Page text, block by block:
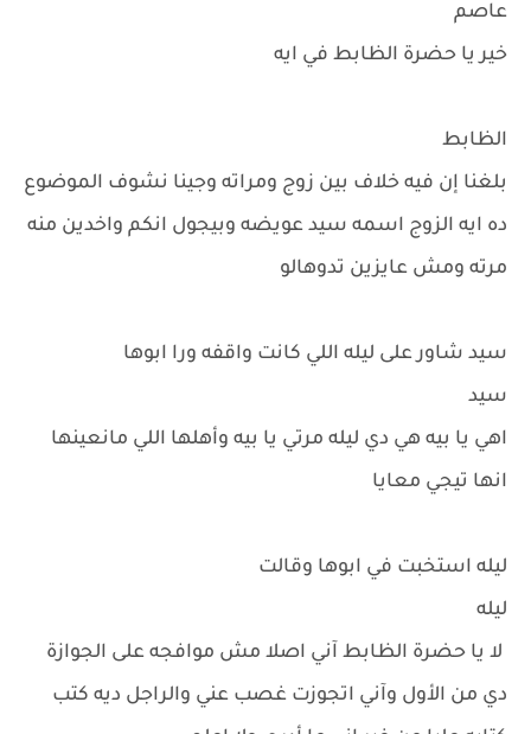
عاصم
خير يا حضرة الظابط في ايه
الظابط
بلغنا إن فيه خلاف بين زوج ومراته وجينا نشوف الموضوع
ده ايه الزوج اسمه سيد عويضه وبيجول انكم واخدين منه
مرته ومش عايزين تدوهالو
سيد شاور على ليله اللي كانت واقفه ورا ابوها
سيد
اهي يا بيه هي دي ليله مرتي يا بيه وأهلها اللي مانعينها
انها تيجي معايا
ليله استخبت في ابوها وقالت
ليله
لا يا حضرة الظابط آني اصلا مش موافجه على الجوازة
دي من الأول وآني اتجوزت غصب عني والراجل ديه كتب